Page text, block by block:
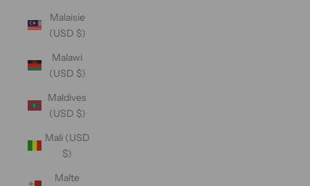
Malaisie
(USD $)
Malawi
(USD $)
Maldives
(USD $)
Mali (USD
$)
Malte